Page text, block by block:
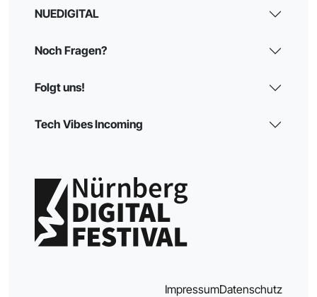
NUEDIGITAL
Noch Fragen?
Folgt uns!
Tech Vibes Incoming
ImpressumDatenschutz